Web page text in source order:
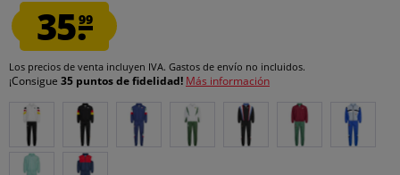
35.99
Los precios de venta incluyen IVA. Gastos de envío no incluidos.
¡Consigue 35 puntos de fidelidad! Más información